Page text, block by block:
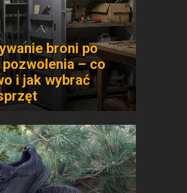
broni po
– co
i jak wybrać